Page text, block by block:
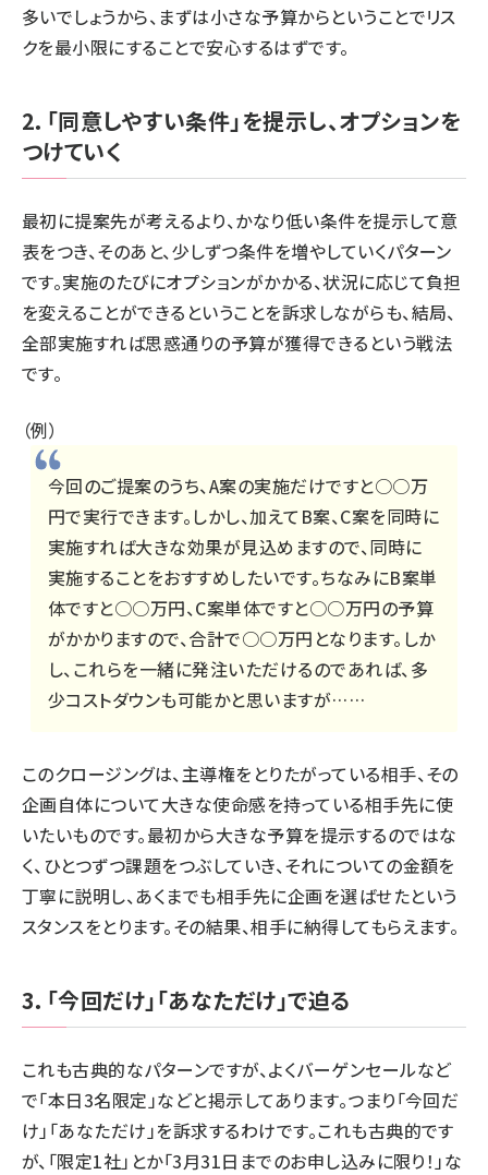
多いでしょうから、まずは小さな予算からということでリス
クを最小限にすることで安心するはずです。
2．「同意しやすい条件」を提示し、オプションを
つけていく
最初に提案先が考えるより、かなり低い条件を提示して意
表をつき、そのあと、少しずつ条件を増やしていくパターン
です。実施のたびにオプションがかかる、状況に応じて負担
を変えることができるということを訴求しながらも、結局、
全部実施すれば思惑通りの予算が獲得できるという戦法
です。
（例）
今回のご提案のうち、A案の実施だけですと○○万
円で実行できます。しかし、加えてB案、C案を同時に
実施すれば大きな効果が見込めますので、同時に
実施することをおすすめしたいです。ちなみにB案単
体ですと○○万円、C案単体ですと○○万円の予算
がかかりますので、合計で○○万円となります。しか
し、これらを一緒に発注いただけるのであれば、多
少コストダウンも可能かと思いますが……
このクロージングは、主導権をとりたがっている相手、その
企画自体について大きな使命感を持っている相手先に使
いたいものです。最初から大きな予算を提示するのではな
く、ひとつずつ課題をつぶしていき、それについての金額を
丁寧に説明し、あくまでも相手先に企画を選ばせたという
スタンスをとります。その結果、相手に納得してもらえます。
3．「今回だけ」「あなただけ」で迫る
これも古典的なパターンですが、よくバーゲンセールなど
で「本日3名限定」などと掲示してあります。つまり「今回だ
け」「あなただけ」を訴求するわけです。これも古典的です
が、「限定1社」とか「3月31日までのお申し込みに限り！」な